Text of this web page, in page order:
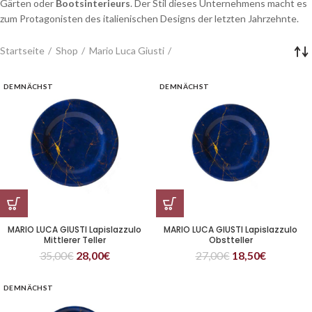
Gärten oder Bootsinterieurs. Der Stil dieses Unternehmens macht es
zum Protagonisten des italienischen Designs der letzten Jahrzehnte.
Startseite Shop Mario Luca Giusti
DEMNÄCHST
MARIO LUCA GIUSTI Lapislazzulo
Mittlerer Teller
35,00€ 28,00€
DEMNÄCHST
MARIO LUCA GIUSTI Lapislazzulo
Obstteller
27,00€ 18,50€
DEMNÄCHST